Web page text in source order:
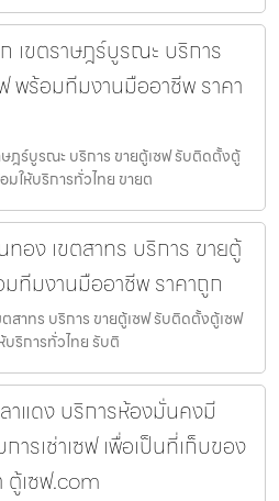
เขตราษฎร์บูรณะ บริการ
พร้อมทีมงานมืออาชีพ ราคา
ษฎร์บูรณะ บริการ ขายตู้เซฟ รับติดตั้งตู้
ให้บริการทั่วไทย ขายต
อง เขตสาทร บริการ ขายตู้
ทีมงานมืออาชีพ ราคาถูก
สาทร บริการ ขายตู้เซฟ รับติดตั้งตู้เซฟ
ริการทั่วไทย รับติ
แดง บริการห้องมั่นคงมี
ารเช่าเซฟ เพื่อเป็นที่เก็บของ
ตู้เซฟ.com